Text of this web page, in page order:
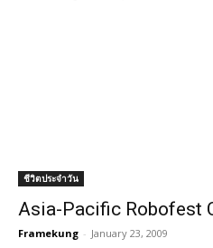
ชีวิตประจำวัน
Asia-Pacific Robofest
Framekung - January 23, 2009